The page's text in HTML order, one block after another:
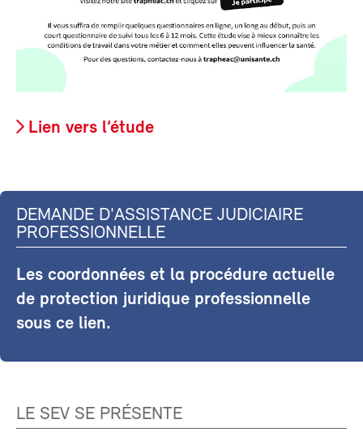
Lien vers l’étude
DEMANDE D'ASSISTANCE JUDICIAIRE
PROFESSIONNELLE
Les coordonnées et la procédure actuelle
de protection juridique professionnelle
sous ce lien.
LE SEV SE PRÉSENTE